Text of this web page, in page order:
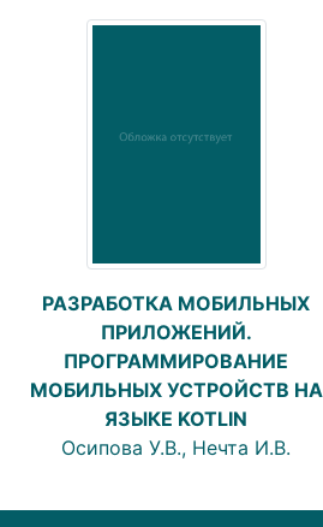
РАЗРАБОТКА МОБИЛЬНЫХ
ПРИЛОЖЕНИЙ.
ПРОГРАММИРОВАНИЕ
МОБИЛЬНЫХ УСТРОЙСТВ НА
ЯЗЫКЕ KOTLIN
Осипова У.В., Нечта И.В.